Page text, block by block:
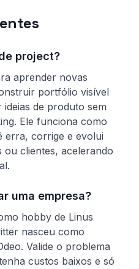
project?
aprender novas
portfólio visível
de produto sem
Ele funciona como
erra, corrige e evolui
ou clientes, acelerando
uma empresa?
hobby de Linus
nasceu como
Valide o problema
custos baixos e só